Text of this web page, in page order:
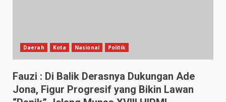
Daerah Kota Nasional Politik
Fauzi : Di Balik Derasnya Dukungan Ade
Jona, Figur Progresif yang Bikin Lawan